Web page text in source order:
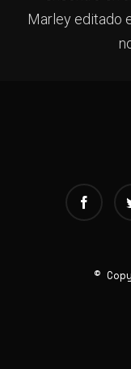
Marley editado
©